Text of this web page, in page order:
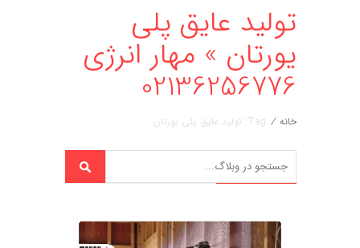
تولید عایق پلی
یورتان » مهار انرژی
02136256776
خانه / Tag: تولید عایق پلی یورتان